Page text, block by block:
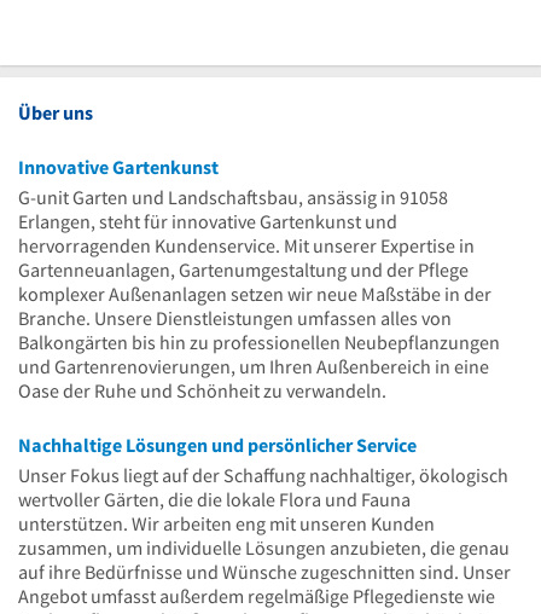
Über uns
Innovative Gartenkunst
G-unit Garten und Landschaftsbau, ansässig in 91058
Erlangen, steht für innovative Gartenkunst und
hervorragenden Kundenservice. Mit unserer Expertise in
Gartenneuanlagen, Gartenumgestaltung und der Pflege
komplexer Außenanlagen setzen wir neue Maßstäbe in der
Branche. Unsere Dienstleistungen umfassen alles von
Balkongärten bis hin zu professionellen Neubepflanzungen
und Gartenrenovierungen, um Ihren Außenbereich in eine
Oase der Ruhe und Schönheit zu verwandeln.
Nachhaltige Lösungen und persönlicher Service
Unser Fokus liegt auf der Schaffung nachhaltiger, ökologisch
wertvoller Gärten, die die lokale Flora und Fauna
unterstützen. Wir arbeiten eng mit unseren Kunden
zusammen, um individuelle Lösungen anzubieten, die genau
auf ihre Bedürfnisse und Wünsche zugeschnitten sind. Unser
Angebot umfasst außerdem regelmäßige Pflegedienste wie